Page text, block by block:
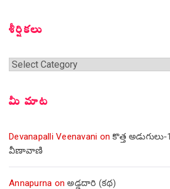
శీర్షికలు
శీర్షికలు
మీ మాట
Devanapalli Veenavani onకొత్త
వీణావాణి
Annapurna onఅడ్డదారి (కథ)